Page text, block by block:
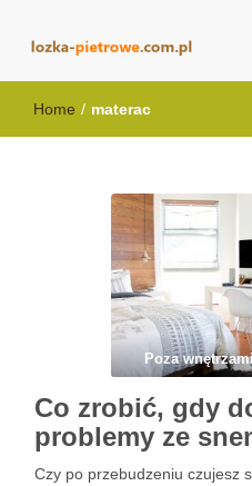
lozka-
Home / materac
Poza
Co zrobić, gdy
problemy ze
Czy po przebudzeniu czujesz